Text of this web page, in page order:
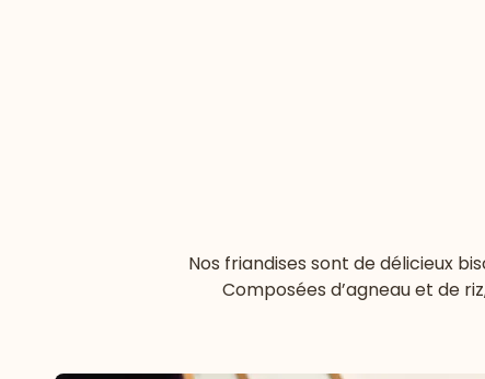
Nos friandises sont de délicieux
Composées d’agneau et de